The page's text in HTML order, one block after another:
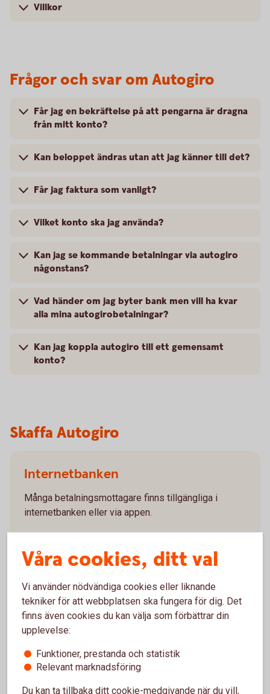
Villkor
Frågor och svar om Autogiro
Får jag en bekräftelse på att pengarna är dragna
från mitt konto?
Kan beloppet ändras utan att jag känner till det?
Får jag faktura som vanligt?
Vilket konto ska jag använda?
Kan jag se kommande betalningar via autogiro
någonstans?
Vad händer om jag byter bank men vill ha kvar
alla mina autogirobetalningar?
Kan jag koppla autogiro till ett gemensamt
konto?
Skaffa Autogiro
Internetbanken
Många betalningsmottagare finns tillgängliga i
internetbanken eller via appen.
Betalningsmottagaren
betalningsmottagaren och meddela att du vill teckna
Våra cookies, ditt val
Vi använder nödvändiga cookies eller liknande
tekniker för att webbplatsen ska fungera för dig. Det
finns även cookies du kan välja som förbättrar din
upplevelse:
Funktioner, prestanda och statistik
Relevant marknadsföring
Du kan ta tillbaka ditt cookie-medgivande när du vill,